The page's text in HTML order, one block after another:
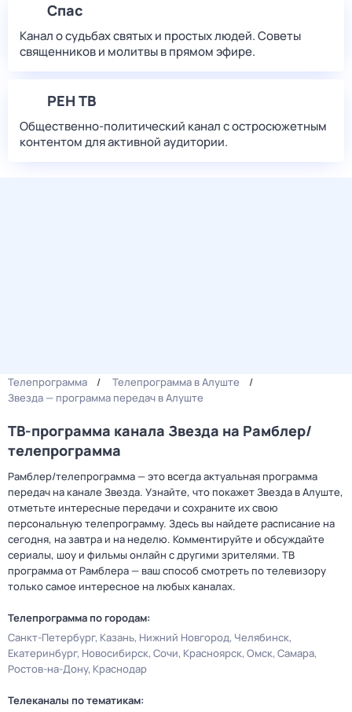
Спас
Канал о судьбах святых и простых людей. Советы
священников и молитвы в прямом эфире.
РЕН ТВ
Общественно-политический канал с остросюжетным
контентом для активной аудитории.
Телепрограмма
Телепрограмма в Алуште
Звезда — программа передач в Алуште
ТВ-программа канала Звезда на Рамблер/
телепрограмма
Рамблер/телепрограмма — это всегда актуальная программа
передач на канале Звезда. Узнайте, что покажет Звезда в Алуште,
отметьте интересные передачи и сохраните их свою
персональную телепрограмму. Здесь вы найдете расписание на
сегодня, на завтра и на неделю. Комментируйте и обсуждайте
сериалы, шоу и фильмы онлайн с другими зрителями. ТВ
программа от Рамблера — ваш способ смотреть по телевизору
только самое интересное на любых каналах.
Телепрограмма по городам:
Санкт-Петербург Казань Нижний Новгород Челябинск
Екатеринбург Новосибирск Сочи Красноярск Омск Самара
Ростов-на-Дону Краснодар
Телеканалы по тематикам: